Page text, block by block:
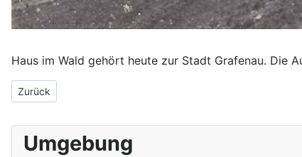
Haus im Wald gehört heute zur Stadt Grafenau. Die
Vorheriger Beitrag: Haus im Wald um 1938
Zurück
Umgebung